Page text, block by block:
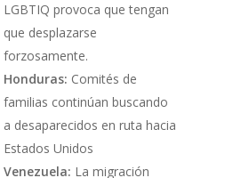
LGBTIQ provoca que tengan
que desplazarse
forzosamente.
Honduras: Comités de
familias continúan buscando
a desaparecidos en ruta hacia
Estados Unidos
Venezuela: La migración